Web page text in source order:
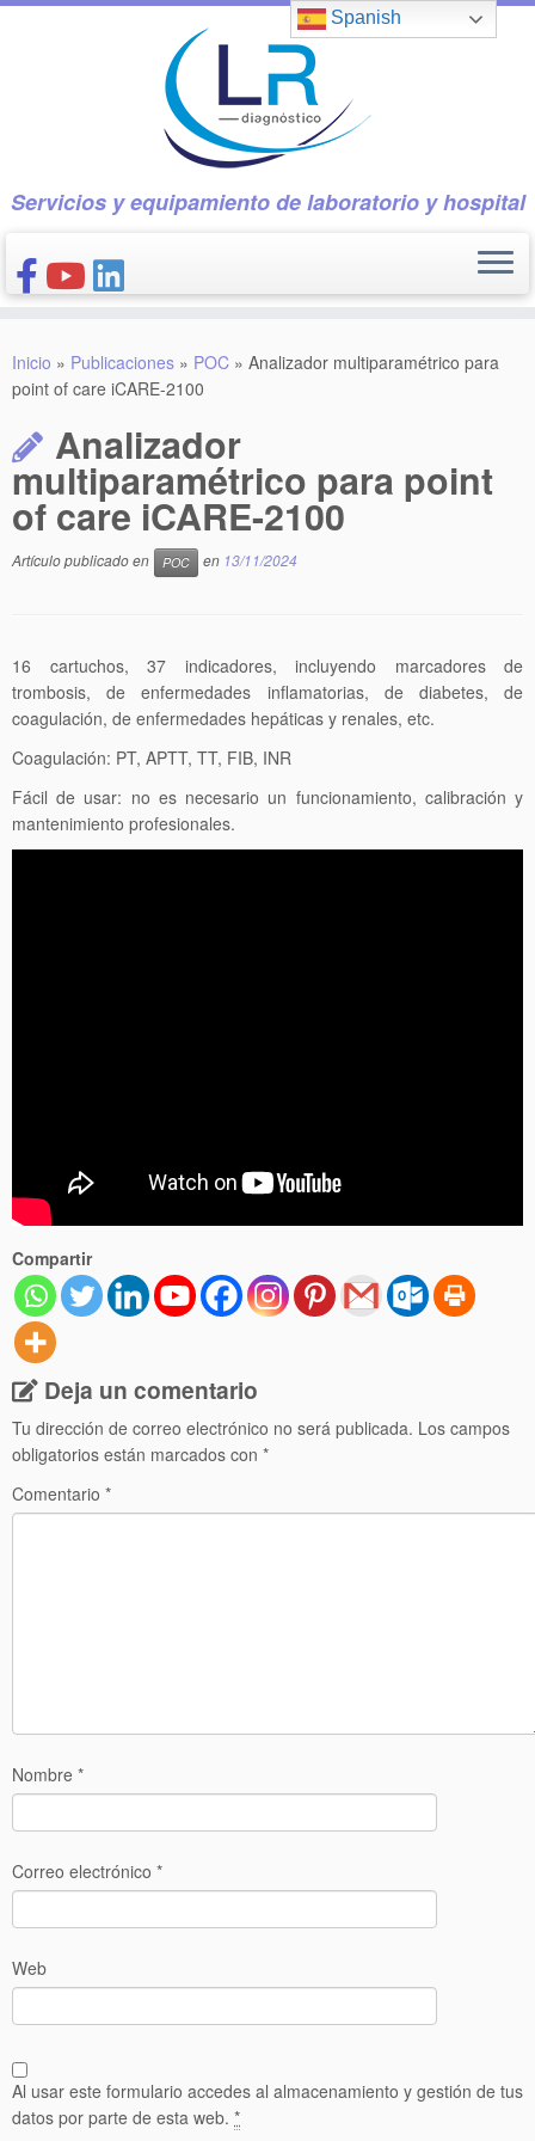
Saltar
Servicios y equipamiento de laboratorio y hospital
CONÓCENOS
PUBLICACIONES
CONTACTO
Inicio » Publicaciones » POC » Analizador multiparamétrico para
point of care iCARE-2100
Analizador
multiparamétrico para point
of care iCARE-2100
Artículo publicado en POC en 13/11/2024
16 cartuchos, 37 indicadores, incluyendo marcadores de
trombosis, de enfermedades inflamatorias, de diabetes, de
coagulación, de enfermedades hepáticas y renales, etc.
Coagulación: PT, APTT, TT, FIB, INR
Fácil de usar: no es necesario un funcionamiento, calibración y
mantenimiento profesionales.
Compartir
Deja un comentario
Tu dirección de correo electrónico no será publicada. Los campos
obligatorios están marcados con *
Comentario *
Nombre *
Correo electrónico *
Web
Al usar este formulario accedes al almacenamiento y gestión de tus
datos por parte de esta web. *
Spanish